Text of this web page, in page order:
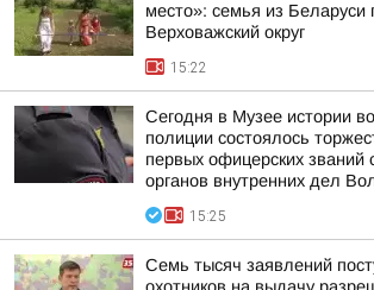
место»: семья из Беларуси
Верховажский округ
15:22
Сегодня в Музее истории
полиции состоялось
первых офицерских званий
органов внутренних дел
15:25
Семь тысяч заявлений